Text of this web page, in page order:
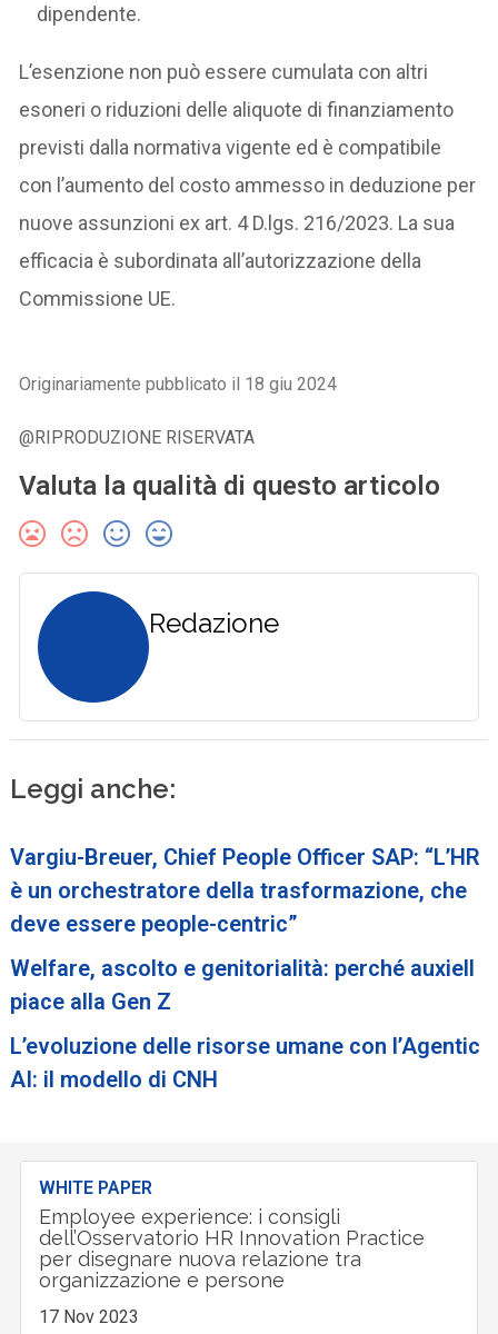
dipendente.
L’esenzione non può essere cumulata con altri
esoneri o riduzioni delle aliquote di finanziamento
previsti dalla normativa vigente ed è compatibile
con l’aumento del costo ammesso in deduzione per
nuove assunzioni ex art. 4 D.lgs. 216/2023. La sua
efficacia è subordinata all’autorizzazione della
Commissione UE.
Originariamente pubblicato il 18 giu 2024
@RIPRODUZIONE RISERVATA
Valuta la qualità di questo articolo
Redazione
Leggi anche:
Vargiu-Breuer, Chief People Officer SAP: “L’HR
è un orchestratore della trasformazione, che
deve essere people-centric”
Welfare, ascolto e genitorialità: perché auxiell
piace alla Gen Z
L’evoluzione delle risorse umane con l’Agentic
AI: il modello di CNH
WHITE PAPER
Employee experience: i consigli
dell’Osservatorio HR Innovation Practice
per disegnare nuova relazione tra
organizzazione e persone
17 Nov 2023